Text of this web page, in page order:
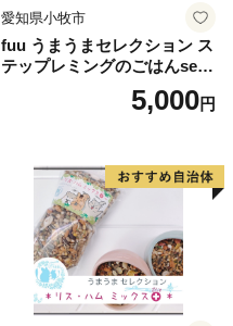
愛知県小牧市
fuu うまうまセレクション ス
テップレミングのごはんset
5,000円